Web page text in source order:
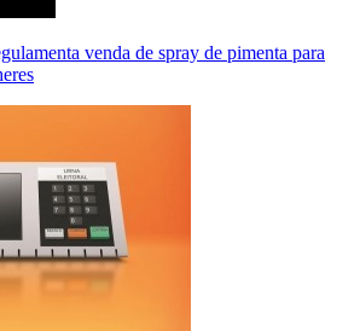
venda de spray de pimenta para